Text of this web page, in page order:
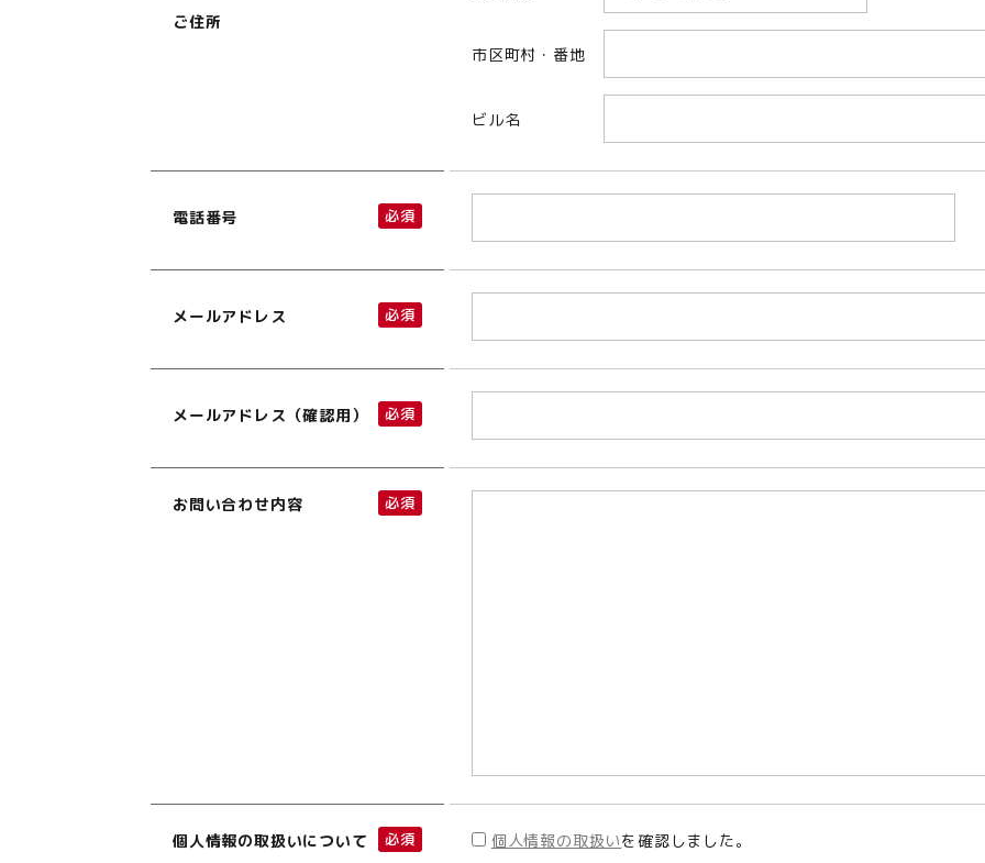
ご住所
市区町村・番地
ビル名
電話番号 必須
メールアドレス 必須
メールアドレス（確認用） 必須
お問い合わせ内容 必須
個人情報の取扱いについて 必須 個人情報の取扱いを確認しました。